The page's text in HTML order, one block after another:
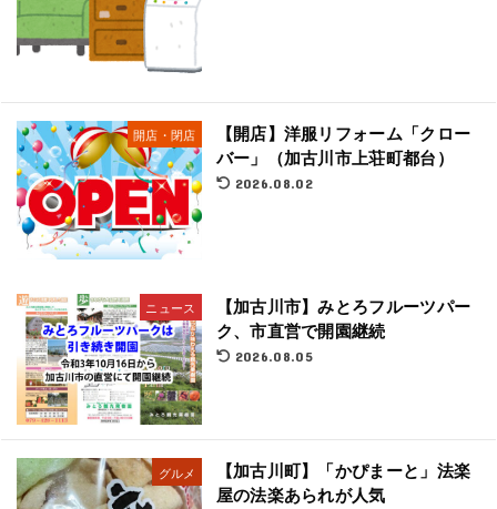
開店・閉店
【開店】洋服リフォーム「クロー
バー」（加古川市上荘町都台）
2026.08.02
ニュース
【加古川市】みとろフルーツパー
ク、市直営で開園継続
2026.08.05
グルメ
【加古川町】「かぴまーと」法楽
屋の法楽あられが人気